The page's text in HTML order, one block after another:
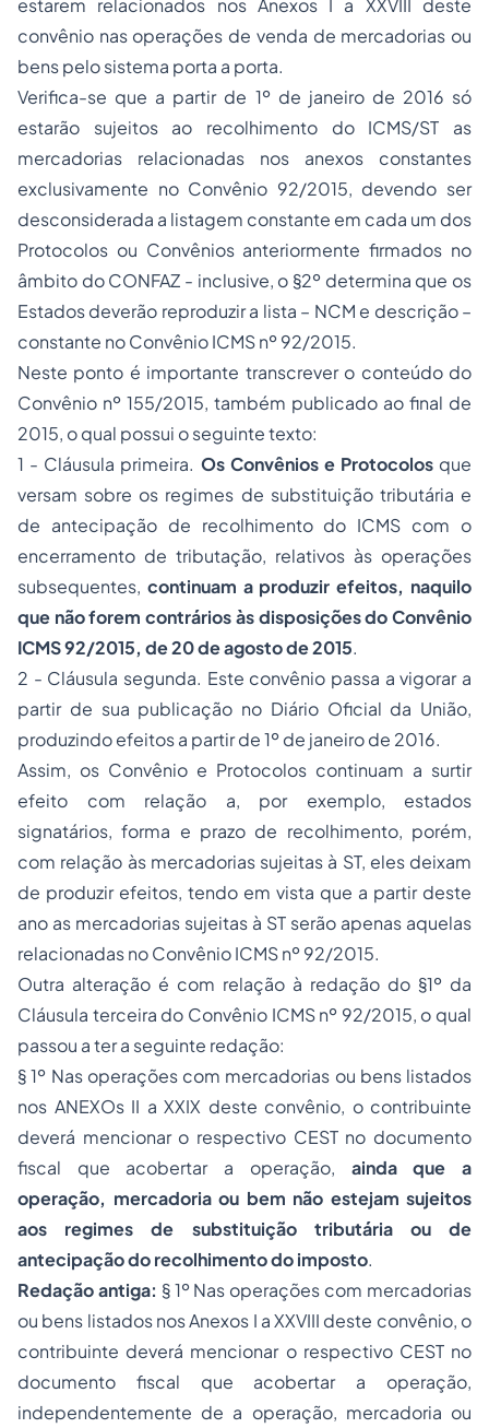
estarem relacionados nos Anexos I a XXVIII deste
convênio nas operações de venda de mercadorias ou
bens pelo sistema porta a porta.
Verifica-se que a partir de 1º de janeiro de 2016 só
estarão sujeitos ao recolhimento do ICMS/ST as
mercadorias relacionadas nos anexos constantes
exclusivamente no Convênio 92/2015, devendo ser
desconsiderada a listagem constante em cada um dos
Protocolos ou Convênios anteriormente firmados no
âmbito do CONFAZ - inclusive, o §2º determina que os
Estados deverão reproduzir a lista – NCM e descrição –
constante no Convênio ICMS nº 92/2015.
Neste ponto é importante transcrever o conteúdo do
Convênio nº 155/2015, também publicado ao final de
2015, o qual possui o seguinte texto:
1 - Cláusula primeira. Os Convênios e Protocolosque
versam sobre os regimes de substituição tributária e
de antecipação de recolhimento do ICMS com o
encerramento de tributação, relativos às operações
subsequentes, continuam a produzir efeitos, naquilo
que não forem contrários às disposições do Convênio
ICMS 92/2015, de 20 de agosto de 2015.
2 - Cláusula segunda. Este convênio passa a vigorar a
partir de sua publicação no Diário Oficial da União,
produzindo efeitos a partir de 1º de janeiro de 2016.
Assim, os Convênio e Protocolos continuam a surtir
efeito com relação a, por exemplo, estados
signatários, forma e prazo de recolhimento, porém,
com relação às mercadorias sujeitas à ST, eles deixam
de produzir efeitos, tendo em vista que a partir deste
ano as mercadorias sujeitas à ST serão apenas aquelas
relacionadas no Convênio ICMS nº 92/2015.
Outra alteração é com relação à redação do §1º da
Cláusula terceira do Convênio ICMS nº 92/2015, o qual
passou a ter a seguinte redação:
§ 1º Nas operações com mercadorias ou bens listados
nos ANEXOs II a XXIX deste convênio, o contribuinte
deverá mencionar o respectivo CEST no documento
fiscal que acobertar a operação, ainda que a
operação, mercadoria ou bem não estejam sujeitos
aos regimes de substituição tributária ou de
antecipação do recolhimento do imposto.
Redação antiga: § 1º Nas operações com mercadorias
ou bens listados nos Anexos I a XXVIII deste convênio, o
contribuinte deverá mencionar o respectivo CEST no
documento fiscal que acobertar a operação,
independentemente de a operação, mercadoria ou